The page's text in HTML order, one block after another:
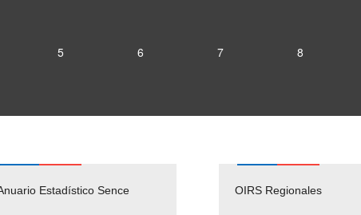
5 6 7 8
Estadístico Sence
Solicitud Audiencias y
OIRS Regionales